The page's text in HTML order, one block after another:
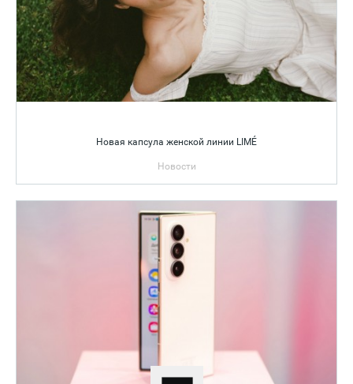
Новая капсула женской линии LIMÉ
Новости